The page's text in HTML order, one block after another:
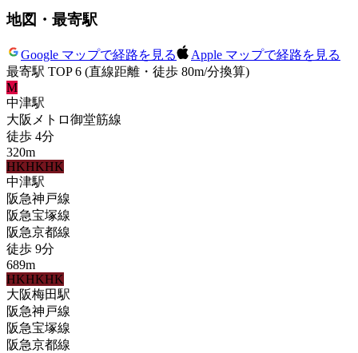
地図・最寄駅
Google マップで経路を見る
Apple マップで経路を見る
最寄駅 TOP 6 (直線距離・徒歩 80m/分換算)
M
中津駅
大阪メトロ御堂筋線
徒歩 4分
320m
HKHKHK
中津駅
阪急神戸線
阪急宝塚線
阪急京都線
徒歩 9分
689m
HKHKHK
大阪梅田駅
阪急神戸線
阪急宝塚線
阪急京都線